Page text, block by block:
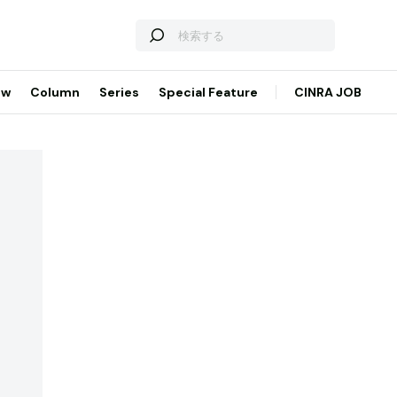
Column Series Special Feature CINRA JOB